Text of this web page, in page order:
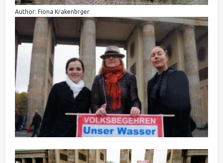
Author: Fiona Krakenbrger